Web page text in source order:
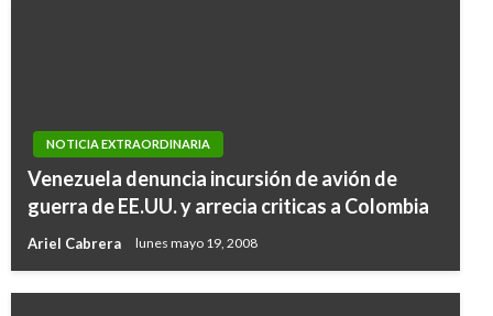
NOTICIA EXTRAORDINARIA
Venezuela denuncia incursión de avión de
guerra de EE.UU. y arrecia criticas a Colombia
Ariel Cabrera lunes mayo 19, 2008